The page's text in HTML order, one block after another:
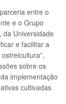
entre o
e o Grupo
da Universidade
e facilitar a
sobre os
implementação
cultivadas